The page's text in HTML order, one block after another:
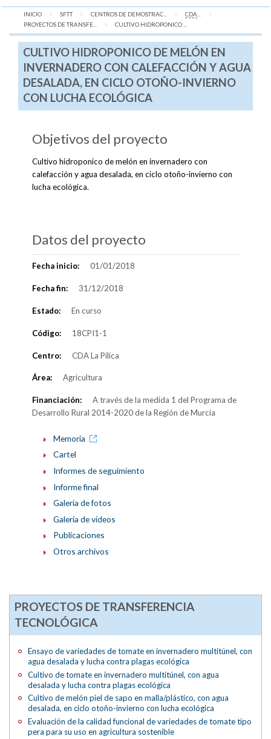
INICIO SFTT CENTROS DE DEMOSTRAC... CDA
PROYECTOS DE TRANSFE...
AQUÍ:
CULTIVO HIDROPONICO ...
CULTIVO HIDROPONICO DE MELÓN EN
INVERNADERO CON CALEFACCIÓN Y AGUA
DESALADA, EN CICLO OTOÑO-INVIERNO
CON LUCHA ECOLÓGICA
Objetivos del proyecto
Cultivo hidroponico de melón en invernadero con
calefacción y agua desalada, en ciclo otoño-invierno con
lucha ecológica.
Datos del proyecto
Fecha inicio: 01/01/2018
Fecha fin: 31/12/2018
Estado: En curso
Código: 18CPI1-1
Centro: CDA La Pilica
Área: Agricultura
Financiación:
A través de la medida 1 del Programa de
Desarrollo Rural 2014-2020 de la Región de Murcia
Memoria
Cartel
Informes de seguimiento
Informe final
Galería de fotos
Galería de vídeos
Publicaciones
Otros archivos
PROYECTOS DE TRANSFERENCIA
TECNOLÓGICA
Ensayo de variedades de tomate en invernadero multitúnel, con
agua desalada y lucha contra plagas ecológica
Cultivo de tomate en invernadero multitúnel, con agua
desalada y lucha contra plagas ecológica
Cultivo de melón piel de sapo en malla/plástico, con agua
desalada, en ciclo otoño-invierno con lucha ecológica
Evaluación de la calidad funcional de variedades de tomate tipo
pera para su uso en agricultura sostenible